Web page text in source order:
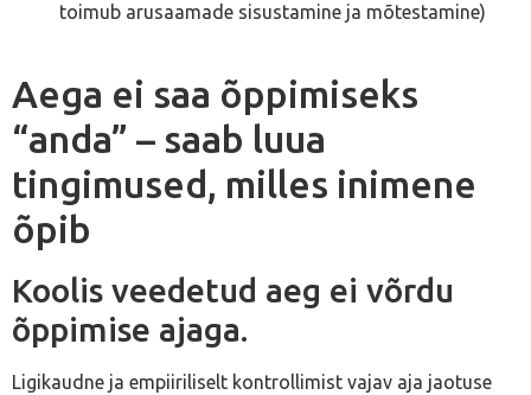
toimub arusaamade sisustamine ja mõtestamine)
Aega ei saa õppimiseks
“anda” – saab luua
tingimused, milles inimene
õpib
Koolis veedetud aeg ei võrdu
õppimise ajaga.
Ligikaudne ja empiiriliselt kontrollimist vajav aja jaotuse